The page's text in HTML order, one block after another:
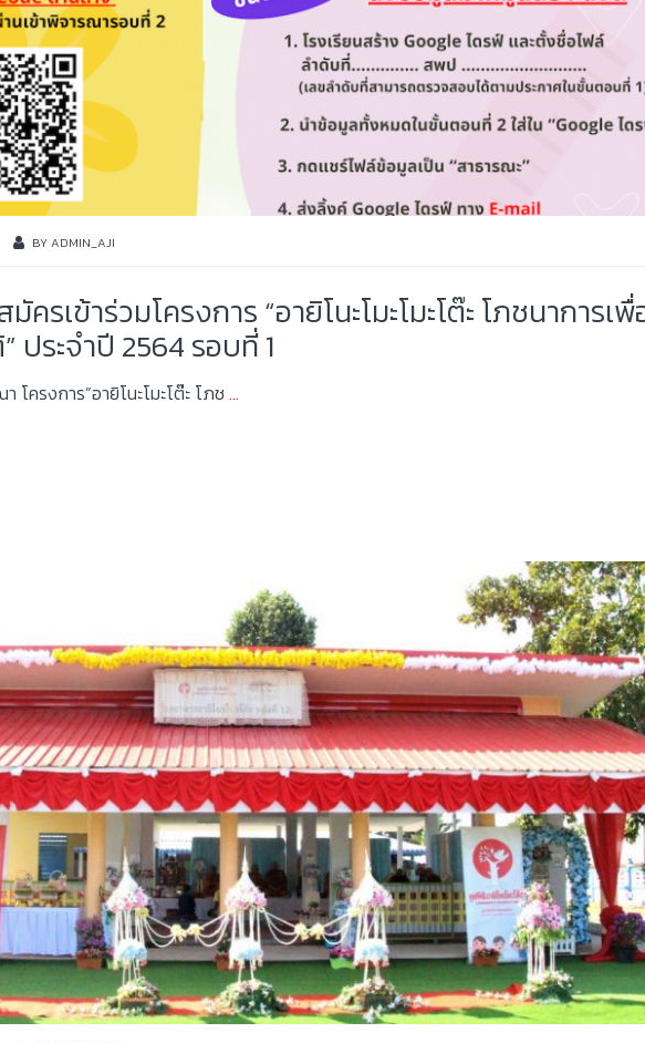
BYADMIN_AJI
ครเข้าร่วมโครงการ “อายิโนะโมะโมะโต๊ะ โภชนาการเ
ประจำปี 2564 รอบที่ 1
โครงการ”อายิโนะโมะโต๊ะ โภช…